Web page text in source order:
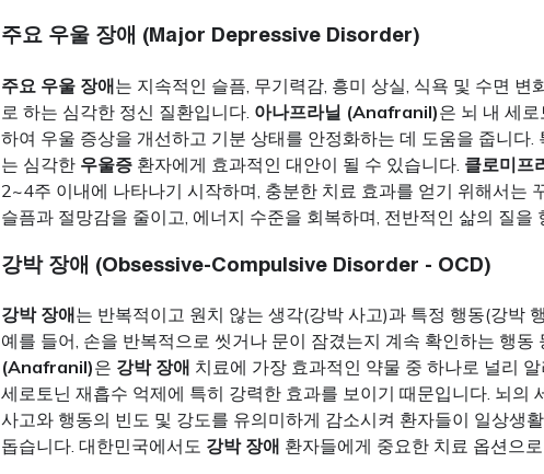
주요 우울 장애 (Major Depressive Disorder)
주요 우울 장애는 지속적인 슬픔, 무기력감, 흥미 상실, 식욕 및 수면 변
로 하는 심각한 정신 질환입니다. 아나프라닐 (Anafranil)은 뇌 내 세
하여 우울 증상을 개선하고 기분 상태를 안정화하는 데 도움을 줍니다
는 심각한 우울증 환자에게 효과적인 대안이 될 수 있습니다. 클로미프
2~4주 이내에 나타나기 시작하며, 충분한 치료 효과를 얻기 위해서는
슬픔과 절망감을 줄이고, 에너지 수준을 회복하며, 전반적인 삶의 질을
강박 장애 (Obsessive-Compulsive Disorder - OCD)
강박 장애는 반복적이고 원치 않는 생각(강박 사고)과 특정 행동(강박
예를 들어, 손을 반복적으로 씻거나 문이 잠겼는지 계속 확인하는 행동
(Anafranil)은 강박 장애 치료에 가장 효과적인 약물 중 하나로 널리
세로토닌 재흡수 억제에 특히 강력한 효과를 보이기 때문입니다. 뇌의
사고와 행동의 빈도 및 강도를 유의미하게 감소시켜 환자들이 일상생
돕습니다. 대한민국에서도 강박 장애 환자들에게 중요한 치료 옵션으